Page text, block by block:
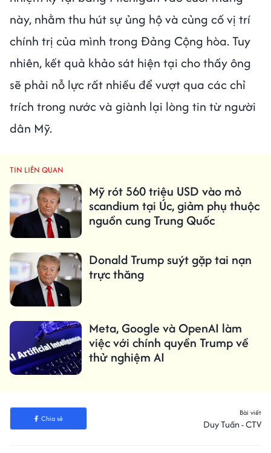
này, nhằm thu hút sự ủng hộ và củng cố vị trí
chính trị của mình trong Đảng Cộng hòa. Tuy
nhiên, kết quả khảo sát hiện tại cho thấy ông
sẽ phải nỗ lực rất nhiều để vượt qua các chỉ
trích trong nước và giành lại lòng tin từ người
dân Mỹ.
TIN LIÊN QUAN
Mỹ rót 560 triệu USD vào mỏ
scandium tại Úc, giảm phụ thuộc
nguồn cung Trung Quốc
Donald Trump suýt gặp tai nạn
trực thăng
Meta, Google và OpenAI làm
việc với chính quyền Trump về
thử nghiệm AI
Chia sẻ
Bài viết
Duy Tuấn - CTV